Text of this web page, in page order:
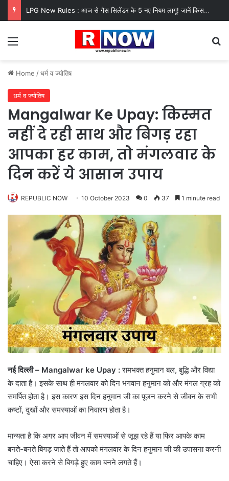
LPG New Rules : आज से गैस सिलेंडर के 5 नए नियम लागू! जानें किसका कटेगा कनेक्शन, कितने दिन बाद होगी बुकिंग?
Menu
Home /धर्म व ज्योतिष
धर्म व ज्योतिष
Mangalwar Ke Upay: किस्मत
नहीं दे रही साथ और बिगड़ रहा
आपका हर काम, तो मंगलवार के
दिन करें ये आसान उपाय
REPUBLIC NOW 10 October 2023 0 37 1 minute read
नई दिल्ली – Mangalwar ke Upay :रामभक्त हनुमान बल, बुद्धि और विद्या
के दाता है। इसके साथ ही मंगलवार को दिन भगवान हनुमान को और मंगल ग्रह को
समर्पित होता है। इस कारण इस दिन हनुमान जी का पूजन करने से जीवन के सभी
कष्टों, दुखों और समस्याओं का निवारण होता है।
मान्यता है कि अगर आप जीवन में समस्याओं से जूझ रहे हैं या फिर आपके काम
बनते-बनते बिगड़ जाते हैं तो आपको मंगलवार के दिन हनुमान जी की उपासना करनी
चाहिए। ऐसा करने से बिगड़े हुए काम बनने लगते हैं।